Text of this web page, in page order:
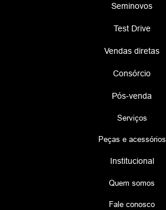
Seminovos
Test Drive
Vendas diretas
Consórcio
Pós-venda
Serviços
Peças e acessórios
Institucional
Quem somos
Fale conosco